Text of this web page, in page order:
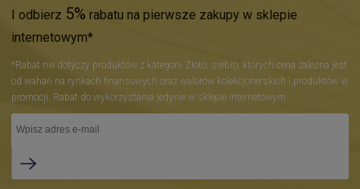
I odbierz 5% rabatu na pierwsze zakupy w sklepie
internetowym*
*Rabat nie dotyczy produktów z kategorii Złoto, srebro, których cena zależna jest
od wahań na rynkach finansowych oraz walorów kolekcjonerskich i produktów w
promocji. Rabat do wykorzystania jedynie w sklepie internetowym.